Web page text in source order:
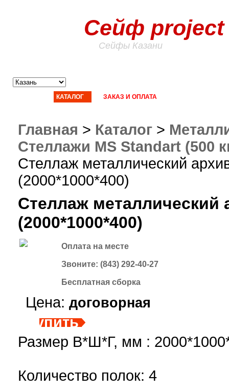
Сейф project
Сейфы Казани
КАТАЛОГ ЗАКАЗ И ОПЛАТА
Главная > Каталог >
Стеллажи MS Standart (500
Стеллаж металлический
(2000*1000*400)
Стеллаж металлический
(2000*1000*400)
Оплата на месте
Звоните: (843) 292-40-27
Бесплатная сборка
Цена: договорная
купить
Размер В*Ш*Г, мм :
Количество полок: 4